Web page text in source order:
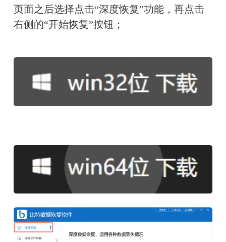
页面之后选择点击“深度恢复”功能，再点击
右侧的“开始恢复”按钮；